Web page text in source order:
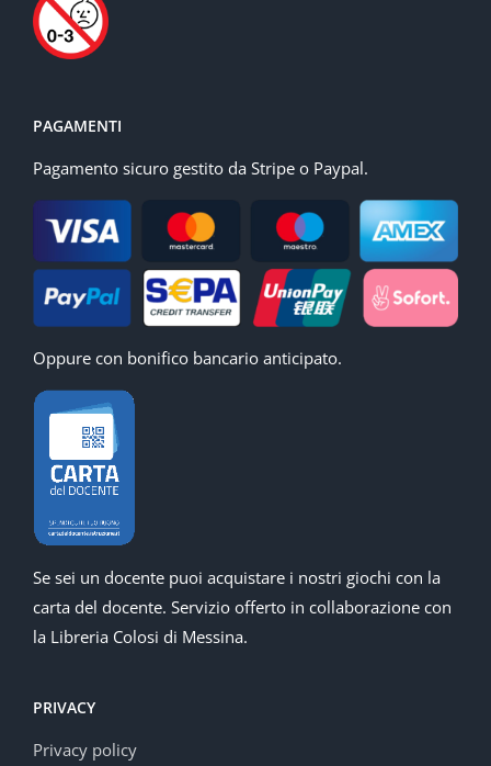
PAGAMENTI
Pagamento sicuro gestito da Stripe o Paypal.
Oppure con bonifico bancario anticipato.
Se sei un docente puoi acquistare i nostri giochi con la
carta del docente. Servizio offerto in collaborazione con
la Libreria Colosi di Messina.
PRIVACY
Privacy policy